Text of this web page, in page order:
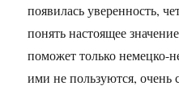
появилась уверенность,
понять настоящее
поможет только немецко-
ими не пользуются, очень